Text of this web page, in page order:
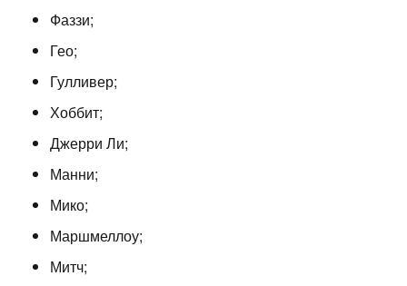
Фаззи;
Гео;
Гулливер;
Хоббит;
Джерри Ли;
Манни;
Мико;
Маршмеллоу;
Митч;